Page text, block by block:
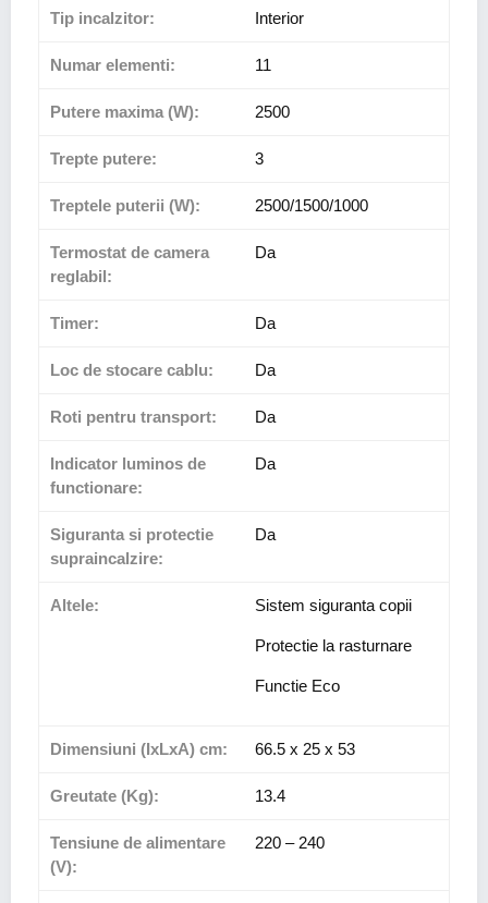
Tip incalzitor: Interior
Numar elementi: 11
Putere maxima (W): 2500
Trepte putere: 3
Treptele puterii (W): 2500/1500/1000
Termostat de camera
reglabil:
Da
Timer: Da
Loc de stocare cablu: Da
Roti pentru transport: Da
Indicator luminos de
functionare:
Da
Siguranta si protectie
supraincalzire:
Da
Altele: Sistem siguranta copii
Protectie la rasturnare
Functie Eco
Dimensiuni (IxLxA) cm: 66.5 x 25 x 53
Greutate (Kg): 13.4
Tensiune de alimentare
(V):
220 – 240